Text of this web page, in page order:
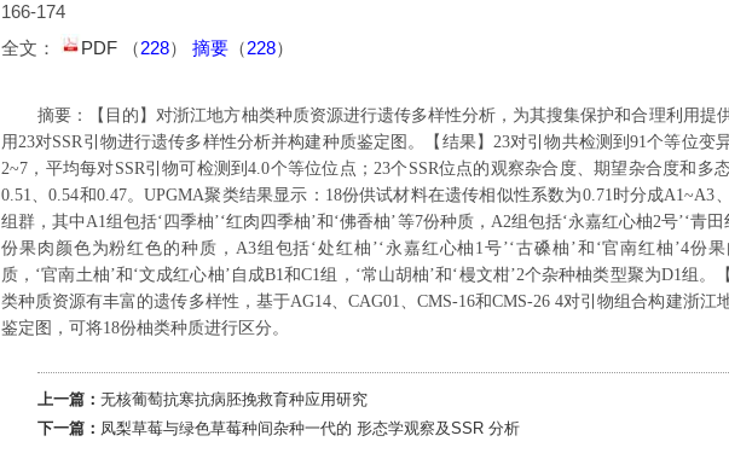
166-174
全文：
PDF （228） 摘要 （228）
摘要 ：
【目的】对浙江地方柚类种质资源进行遗传多样性分析，为其搜集保护和合理利用提
用23对SSR引物进行遗传多样性分析并构建种质鉴定图。【结果】23对引物共检测到91个等位变
2~7 ，平均每对SSR引物可检测到4.0个等位位点； 23个 SSR位点的观察杂合度、期望杂合度和多
0.51、0.54和0.47。UPGMA聚类结果显示： 18份供试材料在遗传相似性系数为0.71时分成A1~A3、
组群，其中A1组包括‘ 四季柚’‘红肉四季柚’和 ‘佛香柚’等7份种质， A2组包括‘永嘉红心柚2号’‘青田
份果肉颜色为粉红色的种质， A3组包括‘处红柚 ’‘ 永嘉红心柚 1号’‘古磉柚 ’和 ‘官南红柚 ’4份
质， ‘官南土柚’和 ‘文成红心柚’ 自成B1和C1组， ‘常山胡柚’和 ‘槾文柑’2个杂种柚类型聚为D1组。
类种质资源有丰富的遗传多样性，基于AG14、 CAG01、CMS-16和CMS-26 4对引物组合构建浙江
鉴定图，可将18份柚类种质进行区分。
上一篇： 无核葡萄抗寒抗病胚挽救育种应用研究
下一篇： 凤梨草莓与绿色草莓种间杂种一代的 形态学观察及SSR 分析